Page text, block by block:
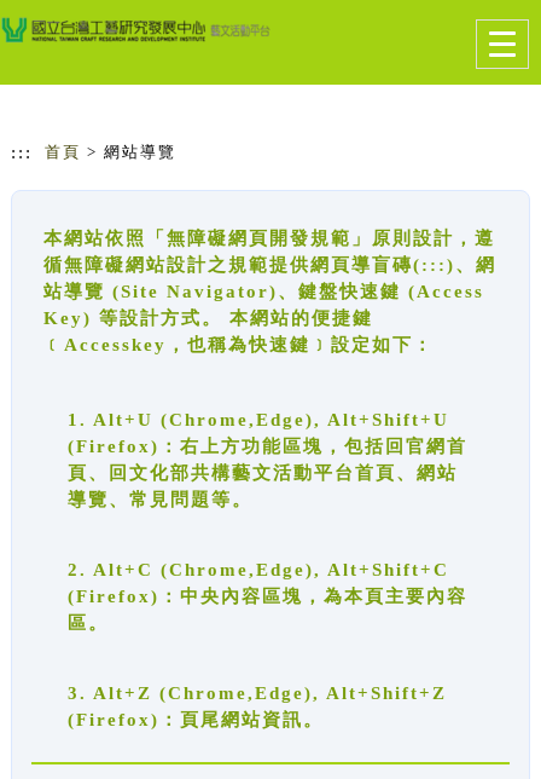
跳到主要內容
網站導覽
::: 首頁 > 網站導覽
本網站依照「無障礙網頁開發規範」原則設計，遵
循無障礙網站設計之規範提供網頁導盲磚(:::)、網
站導覽 (Site Navigator)、鍵盤快速鍵 (Access
Key) 等設計方式。 本網站的便捷鍵
﹝Accesskey，也稱為快速鍵﹞設定如下：
1. Alt+U (Chrome,Edge), Alt+Shift+U
(Firefox)：右上方功能區塊，包括回官網首
頁、回文化部共構藝文活動平台首頁、網站
導覽、常見問題等。
2. Alt+C (Chrome,Edge), Alt+Shift+C
(Firefox)：中央內容區塊，為本頁主要內容
區。
3. Alt+Z (Chrome,Edge), Alt+Shift+Z
(Firefox)：頁尾網站資訊。